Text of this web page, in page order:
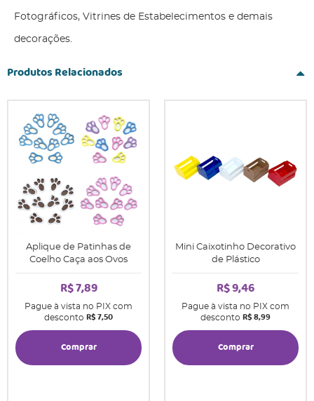
Fotográficos, Vitrines de Estabelecimentos e demais
decorações.
Produtos Relacionados
Aplique de Patinhas de
Coelho Caça aos Ovos
R$ 7,89
Pague à vista no PIX com
desconto R$ 7,50
Comprar
Mini Caixotinho Decorativo
de Plástico
R$ 9,46
Pague à vista no PIX com
desconto R$ 8,99
Comprar